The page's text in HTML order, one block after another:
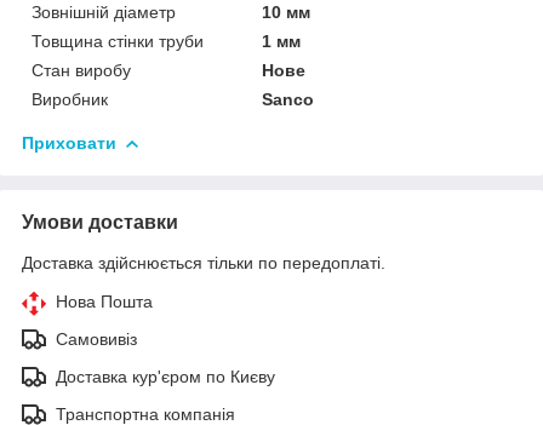
Зовнішній діаметр
10 мм
Товщина стінки труби
1 мм
Стан виробу
Нове
Виробник
Sanco
Приховати
Умови доставки
Доставка здійснюється тільки по передоплаті.
Нова Пошта
Самовивіз
Доставка кур'єром по Києву
Транспортна компанія